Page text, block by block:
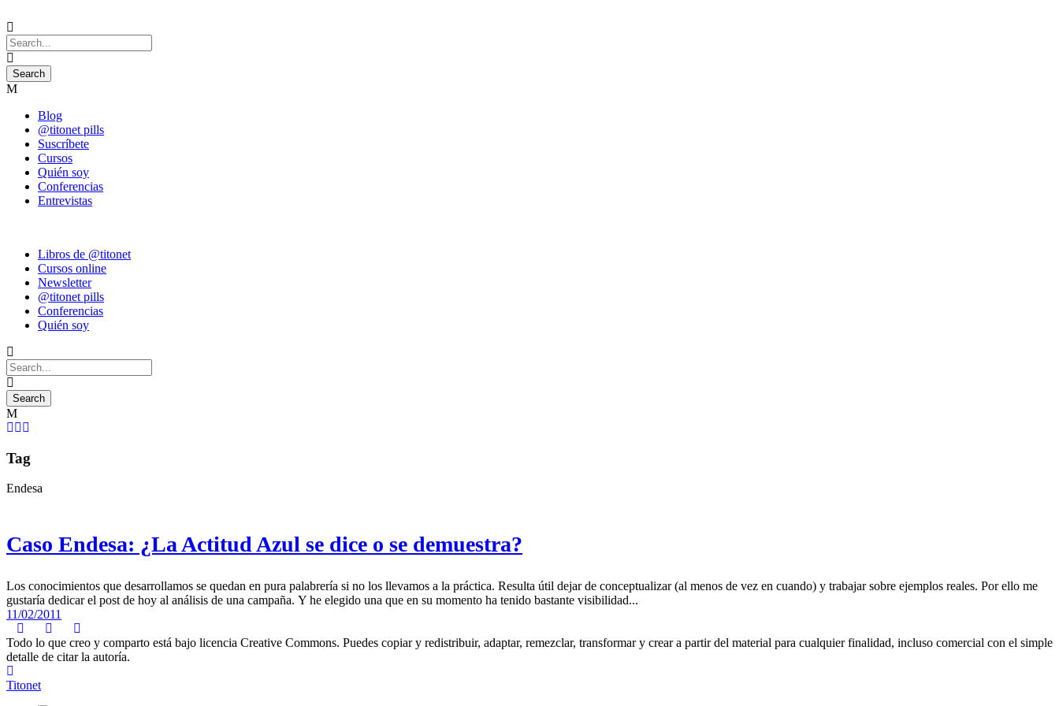
Blog
@titonet pills
Suscríbete
Cursos
Quién soy
Conferencias
Entrevistas
Libros de @titonet
Cursos online
Newsletter
@titonet pills
Conferencias
Quién soy
Tag
Endesa
Caso Endesa: ¿La Actitud Azul se dice o se demuestra?
Los conocimientos que desarrollamos se quedan en pura palabrería si no los llevamos a la práctica. Resulta útil dejar de conceptualizar (al menos de vez en cuando) y trabajar sobre ejemplos reales. Por ello me
gustaría dedicar el post de hoy al análisis de una campaña. Y he elegido una que en su momento ha tenido bastante visibilidad...
11/02/2011
Todo lo que creo y comparto está bajo licencia Creative Commons. Puedes copiar y redistribuir, adaptar, remezclar, transformar y crear a partir del material para cualquier finalidad, incluso comercial con el simple
detalle de citar la autoría.
Titonet